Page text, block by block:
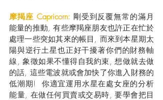
摩羯座 Capricorn: 剛受到反覆無常的滿月
能量的推動, 有些摩羯座朋友也許正在忙於
處理一些突如其來的帳目, 而來到本星期太
陽與逆行土星也正好干擾著你們的財務軸
線, 象徵如果不懂得自我約束, 想做就去做
的話, 這些電波就或會加快了你進入財務的
低潮期!  你適宜運用水星在處女座的分析
能量, 在做任何買賣或交易時, 要學會把目